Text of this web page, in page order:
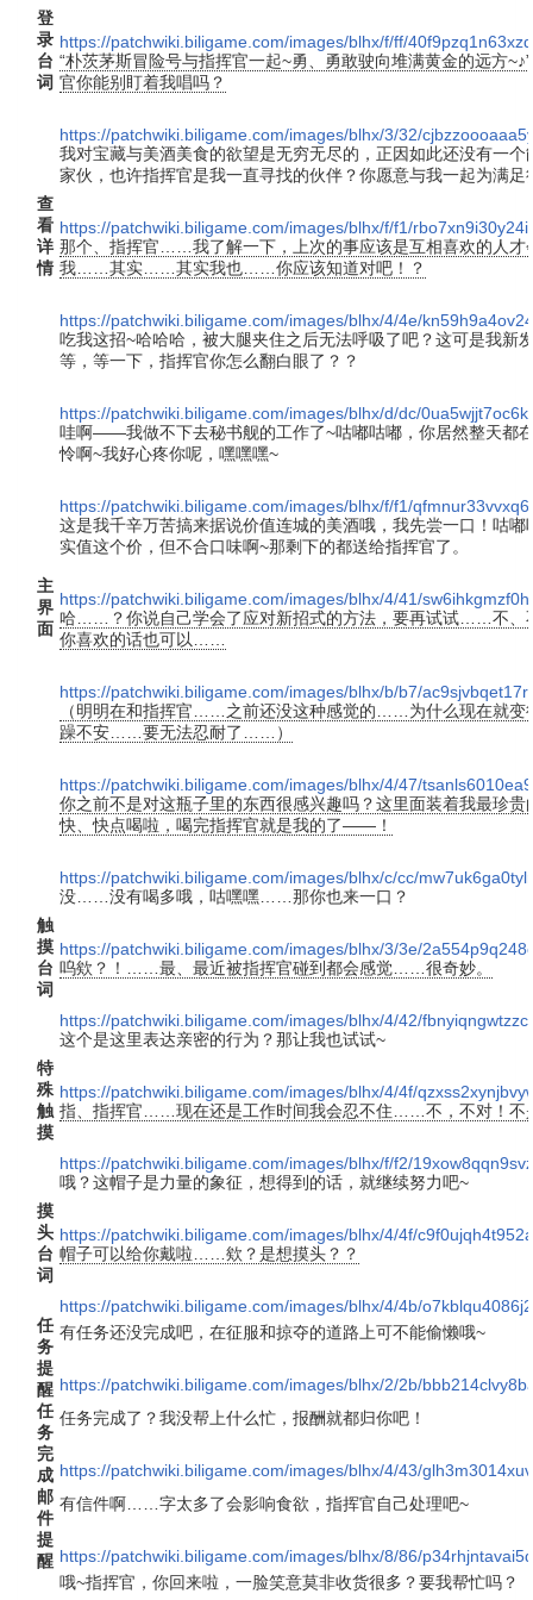
登
录
台
词
https://patchwiki.biligame.com/images/blhx/f/ff/
“朴茨茅斯冒险号与指挥官一起~勇、勇敢驶向堆满黄金的远方
官你能别盯着我唱吗？
https://patchwiki.biligame.com/images/blhx/3/32/
查
看
详
情
我对宝藏与美酒美食的欲望是无穷无尽的，正因如此还没有一
家伙，也许指挥官是我一直寻找的伙伴？你愿意与我一起为满
https://patchwiki.biligame.com/images/blhx/f/f1/
那个、指挥官……我了解一下，上次的事应该是互相喜欢的人
我……其实……其实我也……你应该知道对吧！？
https://patchwiki.biligame.com/images/blhx/4/4e/
主
界
面
吃我这招~哈哈哈，被大腿夹住之后无法呼吸了吧？这可是我
等，等一下，指挥官你怎么翻白眼了？？
https://patchwiki.biligame.com/images/blhx/d/dc/
哇啊——我做不下去秘书舰的工作了~咕嘟咕嘟，你居然整天都
怜啊~我好心疼你呢，嘿嘿嘿~
https://patchwiki.biligame.com/images/blhx/f/f1/
这是我千辛万苦搞来据说价值连城的美酒哦，我先尝一口！咕
实值这个价，但不合口味啊~那剩下的都送给指挥官了。
https://patchwiki.biligame.com/images/blhx/4/41/
哈……？你说自己学会了应对新招式的方法，要再试试……不
你喜欢的话也可以……
https://patchwiki.biligame.com/images/blhx/b/b7/
（明明在和指挥官……之前还没这种感觉的……为什么现在就变
躁不安……要无法忍耐了……）
https://patchwiki.biligame.com/images/blhx/4/47/
你之前不是对这瓶子里的东西很感兴趣吗？这里面装着我最珍
快、快点喝啦，喝完指挥官就是我的了——！
https://patchwiki.biligame.com/images/blhx/c/cc/
触
摸
台
词
没……没有喝多哦，咕嘿嘿……那你也来一口？
https://patchwiki.biligame.com/images/blhx/3/3e/
呜欸？！……最、最近被指挥官碰到都会感觉……很奇妙。
https://patchwiki.biligame.com/images/blhx/4/42/
特
殊
触
摸
这个是这里表达亲密的行为？那让我也试试~
https://patchwiki.biligame.com/images/blhx/4/4f/
指、指挥官……现在还是工作时间我会忍不住……不，不对！不
https://patchwiki.biligame.com/images/blhx/f/f2/
摸
头
台
词
哦？这帽子是力量的象征，想得到的话，就继续努力吧~
https://patchwiki.biligame.com/images/blhx/4/4f/
帽子可以给你戴啦……欸？是想摸头？？
https://patchwiki.biligame.com/images/blhx/4/4b/
任
务
提
醒
有任务还没完成吧，在征服和掠夺的道路上可不能偷懒哦~
https://patchwiki.biligame.com/images/blhx/2/2b/
任
务
完
成
任务完成了？我没帮上什么忙，报酬就都归你吧！
https://patchwiki.biligame.com/images/blhx/4/43/
邮
件
提
醒
有信件啊……字太多了会影响食欲，指挥官自己处理吧~
https://patchwiki.biligame.com/images/blhx/8/86/
哦~指挥官，你回来啦，一脸笑意莫非收货很多？要我帮忙吗？